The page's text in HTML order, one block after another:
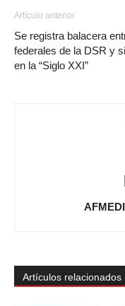
Artículo anterior
Se registra balacera
federales de la DSR y
en la “Siglo XXI”
Artículos relacionados